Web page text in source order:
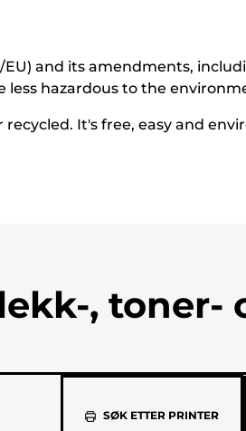
and its amendments,
less hazardous to the
It's free, easy and
, toner-
SØK ETTER PRINTER